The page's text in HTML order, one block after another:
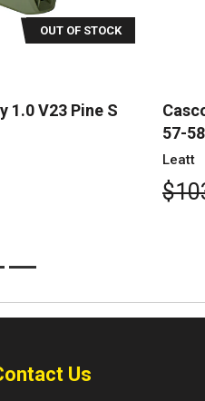
OUT OF STOCK
1.0 V23 Pine S
57-
Leatt
Us